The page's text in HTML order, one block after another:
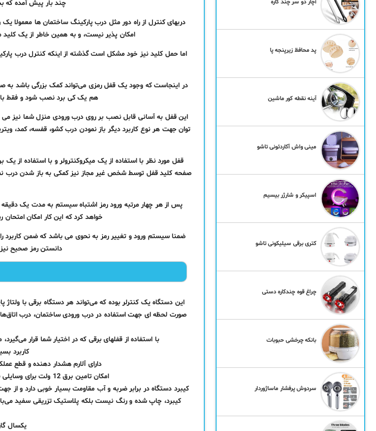
چند بار پیش آمده که
دربهای کنترل از راه دور مثل درب پارکینگ ساختمان ها معمولا
امکان پذیر نیست، و به همین خاطر از یک کلید
اما حمل کلید نیز خود مشکل است گذشته از اینکه کنترل درب
در اینجاست که وجود یک قفل رمزی می‌تواند کمک بزرگی باشد به
هم یک کی برد نصب شود و فقط با
این قفل به آسانی قابل نصب بر روی درب ورودی منزل شما نیز می
توان جهت هر نوع کاربرد دیگر باز نمودن درب کشو، قفسه، کمد،
قفل مورد نظر با استفاده از یک میکروکنترولر و با استفاده از
صفحه کلید قفل توسط شخص غیر مجاز نیز کمکی به باز شدن درب
پس از هر چهار مرتبه ورود رمز اشتباه سیستم به مدت یک
خواهد کرد که این کار امکان
ضمنا سیستم ورود و تغییر رمز به نحوی می باشد که ضمن
دانستن رمز صحیح نیز
این دستگاه یک کنترلر بوده که می‌تواند هر دستگاه برقی با ولتاژ
صورت لحظه ای جهت استفاده در درب ورودی ساختمان، درب
با استفاده از قفلهای برقی که در اختیار شما قرار
کاربرد
دارای آلارم هشدار دهنده و قطع
امکان تامین برق 12 ولت برای وسایلی نظیر کشنده درب باز کن که روی درب ورودی ساختمان نصب است
کیبرد دستگاه در برابر ضربه و آب مقاومت بسیار خوبی دارد و از
کیبرد، چاپ شده و رنگ نیست بلکه پلاستیک تزریقی سفید
یکسال
آچار دو سر چند کاره
پد محافظ زیرپنجه پا
آینه نقطه کور ماشین
مینی واش آکاردئونی تاشو
اسپیکر و شارژر بیسیم
کتری برقی سیلیکونی تاشو
چراغ قوه چندکاره دستی
بانکه چرخشی حبوبات
سردوش پرفشار ماساژوردار